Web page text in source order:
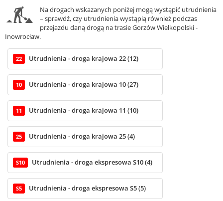
Na drogach wskazanych poniżej mogą wystąpić utrudnienia
– sprawdź, czy utrudnienia wystąpią również podczas
przejazdu daną drogą na trasie Gorzów Wielkopolski -
Inowrocław.
22 Utrudnienia - droga krajowa 22 (12)
10 Utrudnienia - droga krajowa 10 (27)
11 Utrudnienia - droga krajowa 11 (10)
25 Utrudnienia - droga krajowa 25 (4)
S10 Utrudnienia - droga ekspresowa S10 (4)
S5 Utrudnienia - droga ekspresowa S5 (5)